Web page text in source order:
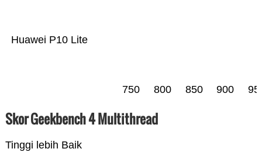
Huawei P10 Lite
750 800 850 900
Skor Geekbench 4 Multithread
Tinggi lebih Baik